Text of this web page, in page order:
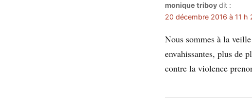
monique triboy dit :
20 décembre 2016 à 11 h
Nous sommes à la
envahissantes, plus de
contre la violence